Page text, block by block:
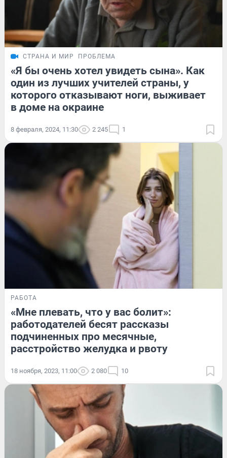
СТРАНА И МИР ПРОБЛЕМА
«Я бы очень хотел увидеть сына». Как
один из лучших учителей страны, у
которого отказывают ноги, выживает
в доме на окраине
8 февраля, 2024, 11:30 2 245 1
РАБОТА
«Мне плевать, что у вас болит»:
работодателей бесят рассказы
подчиненных про месячные,
расстройство желудка и рвоту
18 ноября, 2023, 11:00 2 080 10